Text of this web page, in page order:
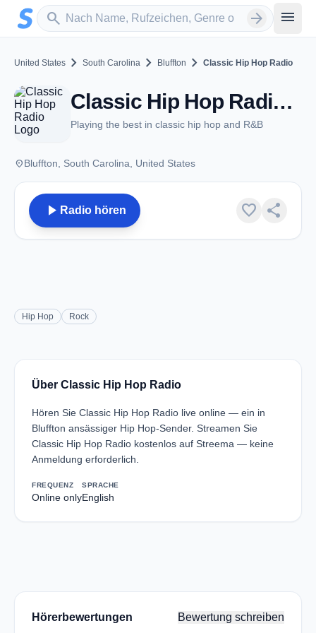
Zum Hauptinhalt springen
search
Sender suchen arrow_forward menu
United States chevron_right South Carolina chevron_right Bluffton chevron_right Classic Hip Hop Radio
Classic Hip Hop Radio - Bluffton, SC
Playing the best in classic hip hop and R&B
placeBluffton, South Carolina, United States
play_arrow Radio hören favorite share
Hip Hop Rock
Über Classic Hip Hop Radio
Hören Sie Classic Hip Hop Radio live online — ein in
Bluffton ansässiger Hip Hop-Sender. Streamen Sie
Classic Hip Hop Radio kostenlos auf Streema — keine
Anmeldung erforderlich.
FREQUENZ
Online only
SPRACHE
English
Hörerbewertungen Bewertung schreiben